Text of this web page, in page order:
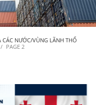
CÁC NƯỚC/VÙNG LÃNH THỔ
PAGE 2